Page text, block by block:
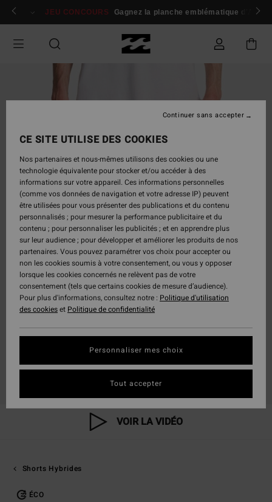
Passer
Se connecter / s'inscrire
JEU CONCOURS Gagnez la planche emblématique d'Andy
VOIR LA VIDÉO
Shorts Hybrides
ÉCO
CE SITE UTILISE DES COOKIES
Nos partenaires et nous-mêmes utilisons des cookies ou une
technologie équivalente pour stocker et/ou accéder à des
informations sur votre appareil. Ces informations personnelles
(comme vos données de navigation et votre adresse IP) peuvent
être utilisées pour vous présenter des publications et du contenu
personnalisés ; pour mesurer la performance publicitaire et du
contenu ; pour personnaliser les publicités ; et en apprendre plus
sur leur audience ; pour développer et améliorer les produits de nos
partenaires. Vous pouvez paramétrer vos choix pour accepter ou
non les cookies soumis à votre consentement, ou vous y opposer
lorsque les cookies concernés ne relèvent pas de votre
consentement (tels que certains cookies de mesure d’audience).
Pour plus d'informations, consultez notre : Politique d'utilisation
des cookieset Politique de confidentialité
Personnaliser mes choix
Continuer sans accepter
Tout accepter